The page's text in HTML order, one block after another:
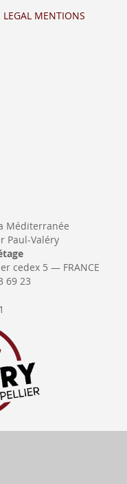
LEGAL MENTIONS
Méditerranée
Paul-Valéry
cedex 5 — FRANCE
69 23